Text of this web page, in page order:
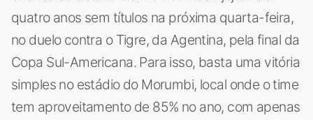
quatro anos sem títulos na próxima quarta-feira,
no duelo contra o Tigre, da Agentina, pela final da
Copa Sul-Americana. Para isso, basta uma vitória
simples no estádio do Morumbi, local onde o time
tem aproveitamento de 85% no ano, com apenas